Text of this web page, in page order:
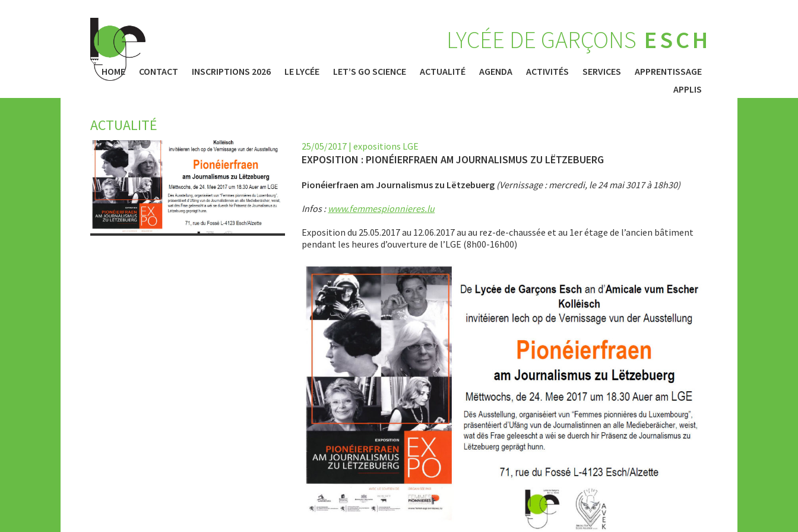
LYCÉE DE GARÇONS ESCH
HOME CONTACT INSCRIPTIONS 2026 LE LYCÉE LET’S GO SCIENCE ACTUALITÉ AGENDA ACTIVITÉS SERVICES
APPRENTISSAGE
APPLIS
ACTUALITÉ
25/05/2017 |expositions LGE
EXPOSITION : PIONÉIERFRAEN AM JOURNALISMUS ZU LËTZEBUERG
Pionéierfraen am Journalismus zu Lëtzebuerg (Vernissage : mercredi, le 24 mai 3017 à 18h30)
Infos : www.femmespionnieres.lu
Exposition du 25.05.2017 au 12.06.2017 au au rez-de-chaussée et au 1er étage de l’ancien bâtiment
pendant les heures d’ouverture de l’LGE (8h00-16h00)